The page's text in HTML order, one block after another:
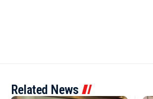
Related News